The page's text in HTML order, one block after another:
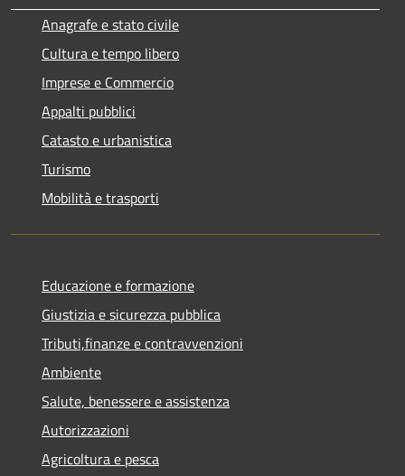
Anagrafe e stato civile
Cultura e tempo libero
Imprese e Commercio
Appalti pubblici
Catasto e urbanistica
Turismo
Mobilità e trasporti
Educazione e formazione
Giustizia e sicurezza pubblica
Tributi,finanze e contravvenzioni
Ambiente
Salute, benessere e assistenza
Autorizzazioni
Agricoltura e pesca